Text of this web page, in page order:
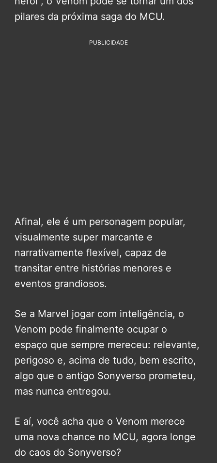
pilares da próxima saga do MCU.
PUBLICIDADE
Afinal, ele é um personagem popular,
visualmente super marcante e
narrativamente flexível, capaz de
transitar entre histórias menores e
eventos grandiosos.
Se a Marvel jogar com inteligência, o
Venom pode finalmente ocupar o
espaço que sempre mereceu: relevante,
perigoso e, acima de tudo, bem escrito,
algo que o antigo Sonyverso prometeu,
mas nunca entregou.
E aí, você acha que o Venom merece
uma nova chance no MCU, agora longe
do caos do Sonyverso?